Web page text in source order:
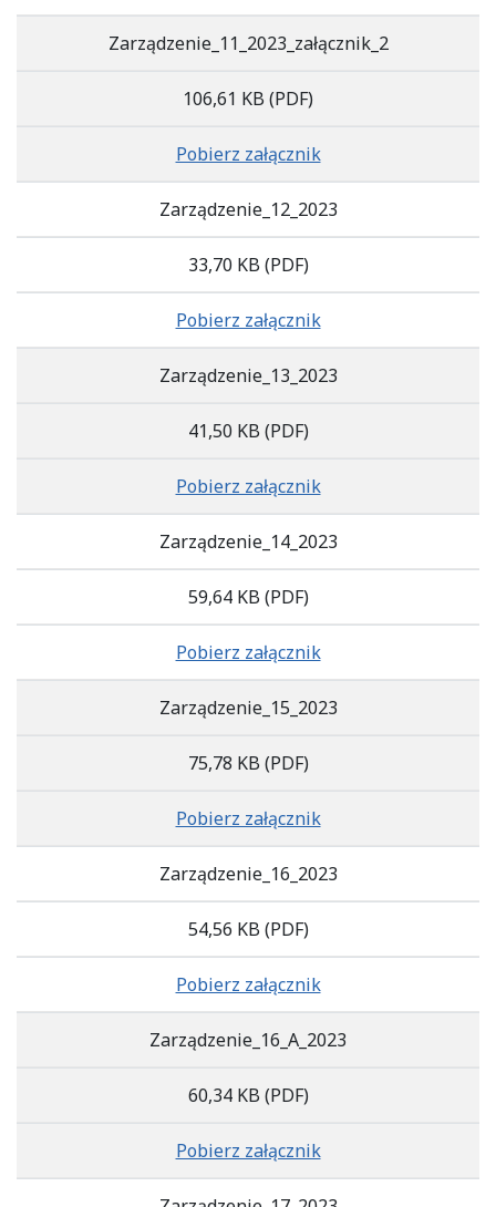
Zarządzenie_11_2023_załącznik_2
106,61 KB (PDF)
Pobierz załącznik
Zarządzenie_12_2023
33,70 KB (PDF)
Pobierz załącznik
Zarządzenie_13_2023
41,50 KB (PDF)
Pobierz załącznik
Zarządzenie_14_2023
59,64 KB (PDF)
Pobierz załącznik
Zarządzenie_15_2023
75,78 KB (PDF)
Pobierz załącznik
Zarządzenie_16_2023
54,56 KB (PDF)
Pobierz załącznik
Zarządzenie_16_A_2023
60,34 KB (PDF)
Pobierz załącznik